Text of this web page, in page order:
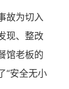
故为切入
现、整改
馆老板的
“安全无小